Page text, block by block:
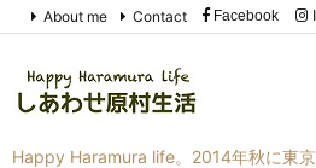
Happy Haramura life。2014年秋に東
About me Contact Facebook